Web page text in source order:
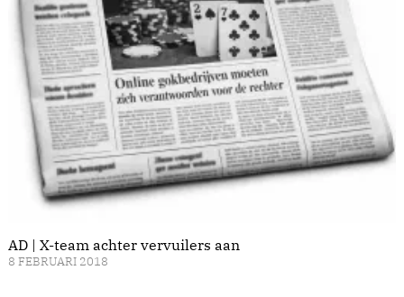
AD | X-team achter vervuilers aan
8 FEBRUARI 2018